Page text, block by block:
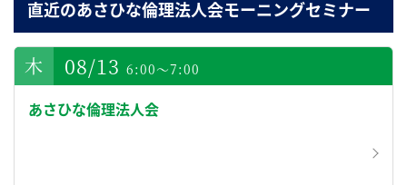
直近のあさひな倫理法人会モーニングセミナー
08/13 6:00～7:00
あさひな倫理法人会